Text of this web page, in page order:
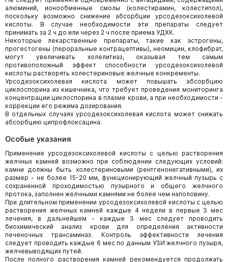
алюминий, ионообменные смолы (колестирамин, колестипол),
поскольку возможно снижение абсорбции урсодезоксихолевой
кислоты. В случае необходимости эти препараты следует
принимать за 2 ч до или через 2 ч после приема УДХК.
Некоторые лекарственные препараты, такие как эстрогены,
прогестогены (пероральные контрацептивы), неомицин, клофибрат,
могут увеличивать холелитиаз, оказывая тем самым
противоположный эффект способности урсодезоксихолевой
кислоты растворять холестериновые желчные конкременты.
Урсодезоксихолевая кислота может повышать абсорбцию
циклоспорина из кишечника, что требует проведения мониторинга
концентрации циклоспорина в плазме крови, а при необходимости -
коррекции его режима дозирования.
В отдельных случаях урсодезоксихолевая кислота может снижать
абсорбцию ципрофлоксацина.
Особые указания
Применение урсодезоксихолевой кислоты с целью растворения
желчных камней возможно при соблюдении следующих условий:
камни должны быть холестериновыми (рентгенонегативными), их
размер - не более 15-20 мм, функционирующий желчный пузырь с
сохраненной проходимостью пузырного и общего желчного
протока, заполнен желчными камнями не более чем наполовину.
При длительном применении урсодезоксихолевой кислоты с целью
растворения желчных камней каждые 4 недели в первые 3 мес
лечения, в дальнейшем - каждые 3 мес следует проводить
биохимический анализ крови для определения активности
печеночных трансаминаз. Контроль эффективности лечения
следует проводить каждые 6 мес по данным УЗИ желчного пузыря,
желчевыводящих путей.
После полного растворения камней рекомендуется продолжать